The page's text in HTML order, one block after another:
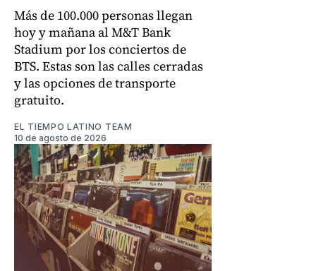
Más de 100.000 personas llegan
hoy y mañana al M&T Bank
Stadium por los conciertos de
BTS. Estas son las calles cerradas
y las opciones de transporte
gratuito.
EL TIEMPO LATINO TEAM
10 de agosto de 2026